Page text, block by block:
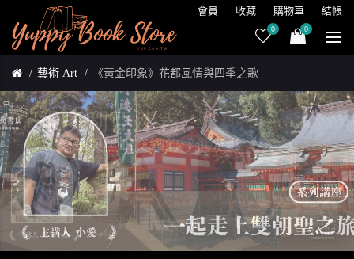
會員 收藏 購物車 結帳
0 0
藝術 Art 《黃金印象》花都風情與四季之歌